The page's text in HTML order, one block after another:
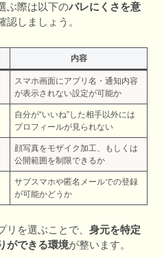
ぶ際は以下のバレにくさを意
認しましょう。
内容
スマホ画面にアプリ名・通知内容
が表示されない設定が可能か
自分が“いいね”した相手以外には
プロフィールが見られない
顔写真をモザイク加工、もしくは
公開範囲を制限できるか
サブスマホや匿名メールでの登録
が可能かどうか
リを選ぶことで、 身元を特定
ができる環境が整います。